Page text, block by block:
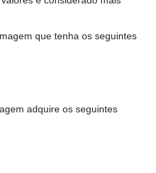
que tenha os seguintes
adquire os seguintes